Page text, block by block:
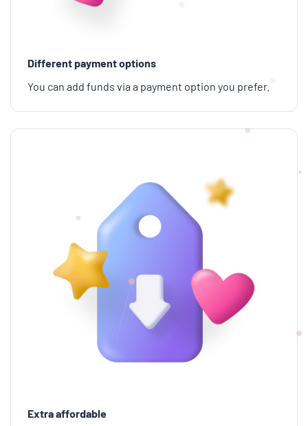
Different payment options
You can add funds via a payment option you prefer.
Extra affordable